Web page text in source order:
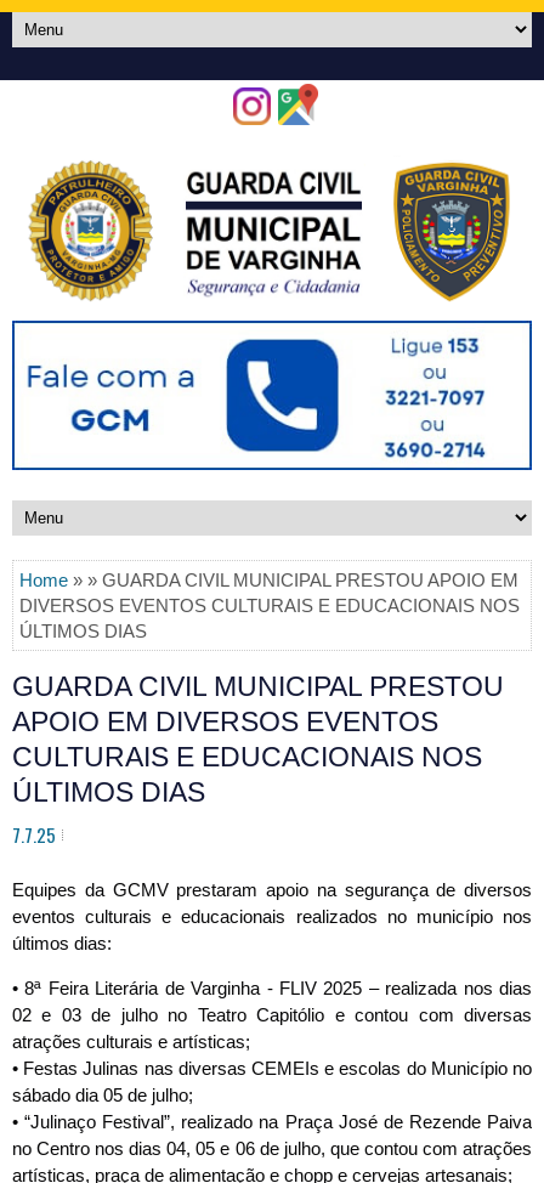
Home » » GUARDA CIVIL MUNICIPAL PRESTOU APOIO EM
DIVERSOS EVENTOS CULTURAIS E EDUCACIONAIS NOS
ÚLTIMOS DIAS
GUARDA CIVIL MUNICIPAL PRESTOU
APOIO EM DIVERSOS EVENTOS
CULTURAIS E EDUCACIONAIS NOS
ÚLTIMOS DIAS
7.7.25
Equipes da GCMV prestaram apoio na segurança de diversos
eventos culturais e educacionais realizados no município nos
últimos dias:
• 8ª Feira Literária de Varginha - FLIV 2025 – realizada nos dias
02 e 03 de julho no Teatro Capitólio e contou com diversas
atrações culturais e artísticas;
• Festas Julinas nas diversas CEMEIs e escolas do Município no
sábado dia 05 de julho;
• “Julinaço Festival”, realizado na Praça José de Rezende Paiva
no Centro nos dias 04, 05 e 06 de julho, que contou com atrações
artísticas, praça de alimentação e chopp e cervejas artesanais;